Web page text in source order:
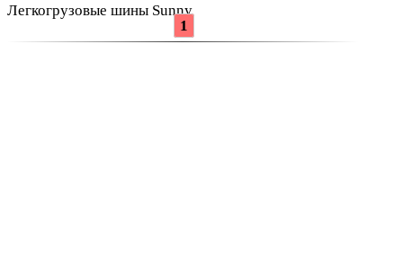
Легкогрузовые шины Sunny
1